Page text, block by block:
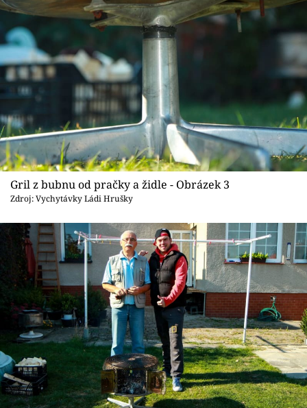
Gril z bubnu od pračky a židle - Obrázek 3
Zdroj: Vychytávky Ládi Hrušky